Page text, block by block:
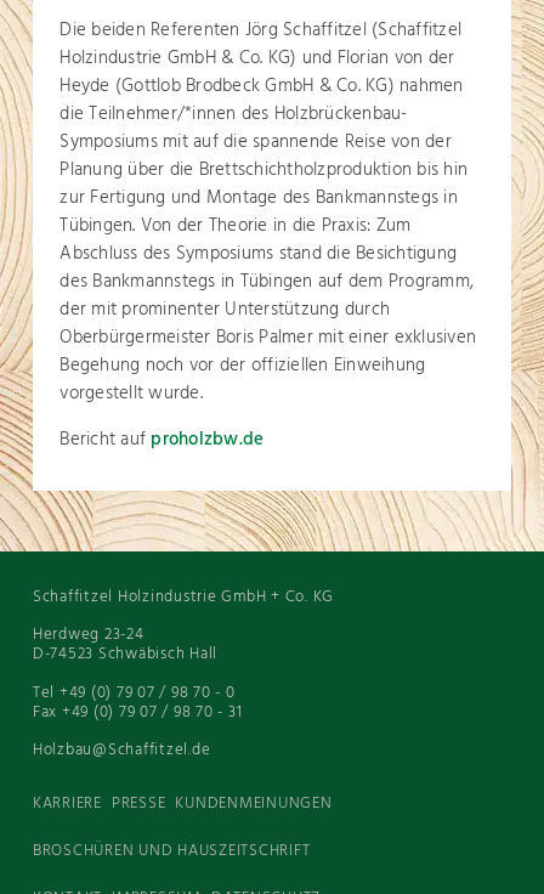
Die beiden Referenten Jörg Schaffitzel (Schaffitzel
Holzindustrie GmbH & Co. KG) und Florian von der
Heyde (Gottlob Brodbeck GmbH & Co. KG) nahmen
die Teilnehmer/*innen des Holzbrückenbau-
Symposiums mit auf die spannende Reise von der
Planung über die Brettschichtholzproduktion bis hin
zur Fertigung und Montage des Bankmannstegs in
Tübingen. Von der Theorie in die Praxis: Zum
Abschluss des Symposiums stand die Besichtigung
des Bankmannstegs in Tübingen auf dem Programm,
der mit prominenter Unterstützung durch
Oberbürgermeister Boris Palmer mit einer exklusiven
Begehung noch vor der offiziellen Einweihung
vorgestellt wurde.
Bericht auf proholzbw.de
Schaffitzel Holzindustrie GmbH + Co. KG
Herdweg 23-24
D-74523 Schwäbisch Hall
Tel +49 (0) 79 07 / 98 70 - 0
Fax +49 (0) 79 07 / 98 70 - 31
Holzbau@Schaffitzel.de
KARRIERE PRESSE KUNDENMEINUNGEN
BROSCHÜREN UND HAUSZEITSCHRIFT